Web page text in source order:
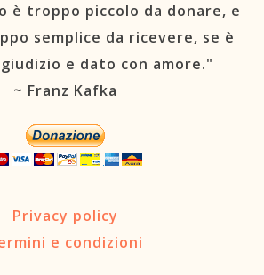
è troppo piccolo da donare, e
semplice da ricevere, se è
e dato con amore."
~ Franz Kafka
Privacy policy
e condizioni